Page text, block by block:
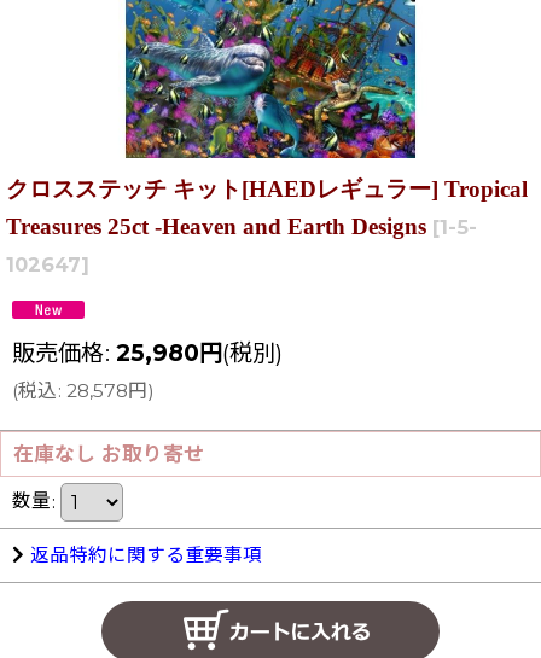
クロスステッチ キット[HAEDレギュラー] Tropical
Treasures 25ct -Heaven and Earth Designs [1-5-
102647]
販売価格: 25,980 円(税別)
(税込: 28,578円 )
在庫なし お取り寄せ
数量:
返品特約に関する重要事項